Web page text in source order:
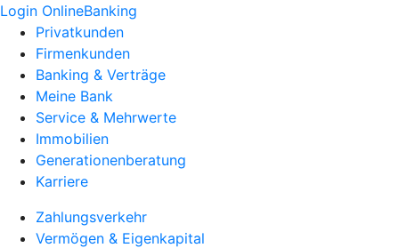
Login OnlineBanking
Privatkunden
Firmenkunden
Banking & Verträge
Meine Bank
Service & Mehrwerte
Immobilien
Generationenberatung
Karriere
Zahlungsverkehr
Vermögen & Eigenkapital